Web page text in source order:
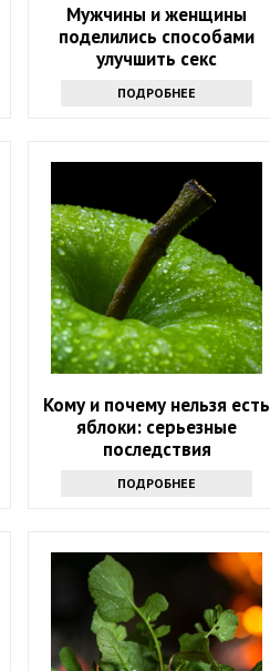
Мужчины и женщины
поделились способами
улучшить секс
ПОДРОБНЕЕ
Кому и почему нельзя есть
яблоки: серьезные
последствия
ПОДРОБНЕЕ